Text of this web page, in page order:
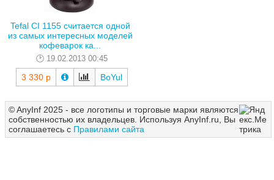
Tefal CI 1155 считается одной
из самых интересных моделей
кофеварок ка...
19.02.2013 00:45
3 330 р BoYul
© AnyInf 2025 - все логотипы и торговые марки являются
собственностью их владельцев. Используя AnyInf.ru, Вы
соглашаетесь с Правилами сайта